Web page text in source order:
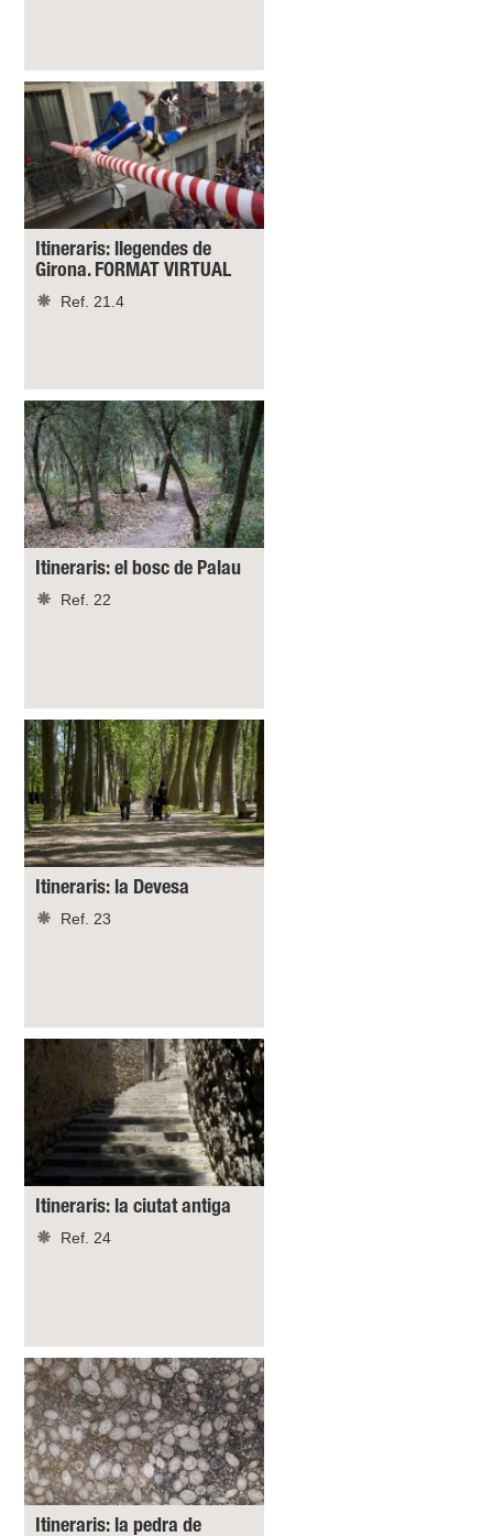
Itineraris: llegendes de
Girona. FORMAT VIRTUAL
Ref. 21.4
Itineraris: el bosc de Palau
Ref. 22
Itineraris: la Devesa
Ref. 23
Itineraris: la ciutat antiga
Ref. 24
Itineraris: la pedra de